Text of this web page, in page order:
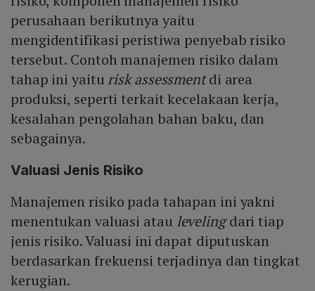
perusahaan berikutnya yaitu
mengidentifikasi peristiwa penyebab risiko
tersebut. Contoh manajemen risiko dalam
tahap ini yaitu risk assessmentdi area
produksi, seperti terkait kecelakaan kerja,
kesalahan pengolahan bahan baku, dan
sebagainya.
Valuasi Jenis Risiko
Manajemen risiko pada tahapan ini yakni
menentukan valuasi atau levelingdari tiap
jenis risiko. Valuasi ini dapat diputuskan
berdasarkan frekuensi terjadinya dan tingkat
kerugian.